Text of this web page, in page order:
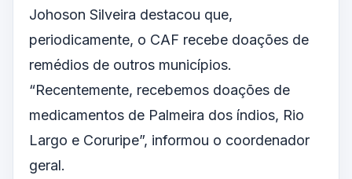
Johoson Silveira destacou que,
periodicamente, o CAF recebe doações de
remédios de outros municípios.
“Recentemente, recebemos doações de
medicamentos de Palmeira dos índios, Rio
Largo e Coruripe”, informou o coordenador
geral.